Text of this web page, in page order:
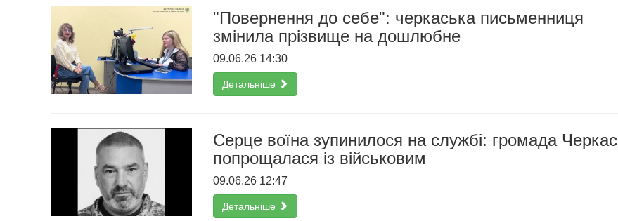
"Повернення до себе": черкаська письменниця
змінила прізвище на дошлюбне
09.06.26 14:30
Детальніше
Серце воїна зупинилося на службі: громада Черкас
попрощалася із військовим
09.06.26 12:47
Детальніше